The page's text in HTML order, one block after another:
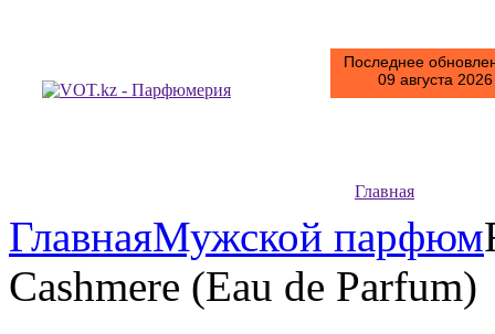
Последнее
09 августа
Главная
ГлавнаяМужской парфюм
Cashmere (Eau de